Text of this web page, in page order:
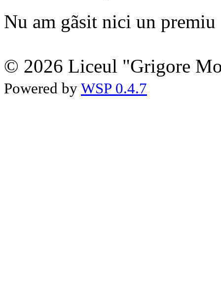
Nu am gãsit nici un premiu
© 2026 Liceul "Grigore
Powered by WSP 0.4.7